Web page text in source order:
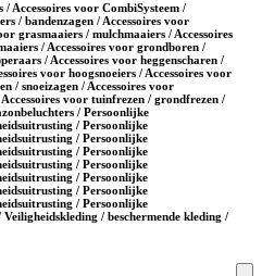
Accessoires voor CombiSysteem /
/ bandenzagen / Accessoires voor
grasmaaiers / mulchmaaiers / Accessoires
/ Accessoires voor grondboren /
/ Accessoires voor heggenscharen /
voor hoogsnoeiers / Accessoires voor
/ snoeizagen / Accessoires voor
voor tuinfrezen / grondfrezen /
/ Persoonlijke
/ Persoonlijke
/ Persoonlijke
/ Persoonlijke
/ Persoonlijke
/ Persoonlijke
/ Persoonlijke
/ Persoonlijke
/ beschermende kleding /